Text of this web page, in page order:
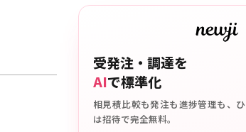
受発注・調達を
AIで標準化
相見積比較も発注も進捗管理も、
は招待で完全無料。